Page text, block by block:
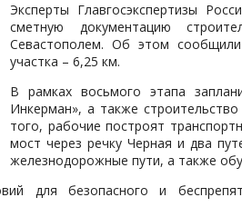
Эксперты Главгосэкспертизы
сметную документацию
Севастополем. Об этом
участка – 6,25 км.
В рамках восьмого этапа
Инкерман», а также
того, рабочие построят
мост через речку Черная и два
железнодорожные пути, а также
для безопасного и